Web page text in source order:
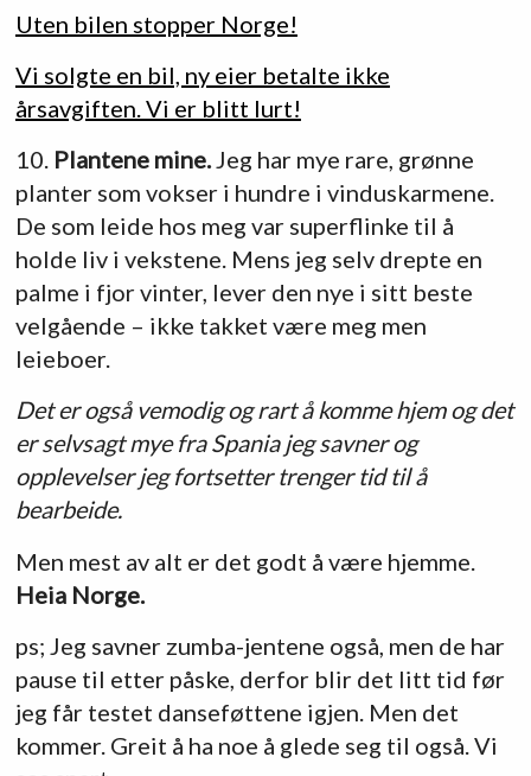
Uten bilen stopper Norge!
Vi solgte en bil, ny eier betalte ikke
årsavgiften. Vi er blitt lurt!
10. Plantene mine.Jeg har mye rare, grønne
planter som vokser i hundre i vinduskarmene.
De som leide hos meg var superflinke til å
holde liv i vekstene. Mens jeg selv drepte en
palme i fjor vinter, lever den nye i sitt beste
velgående – ikke takket være meg men
leieboer.
Det er også vemodig og rart å komme hjem og det
er selvsagt mye fra Spania jeg savner og
opplevelser jeg fortsetter trenger tid til å
bearbeide.
Men mest av alt er det godt å være hjemme.
Heia Norge.
ps; Jeg savner zumba-jentene også, men de har
pause til etter påske, derfor blir det litt tid før
jeg får testet danseføttene igjen. Men det
kommer. Greit å ha noe å glede seg til også. Vi